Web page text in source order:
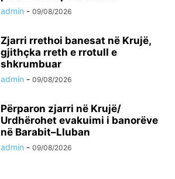
admin - 09/08/2026
Zjarri rrethoi banesat në Krujë,
gjithçka rreth e rrotull e
shkrumbuar
admin - 09/08/2026
Përparon zjarri në Krujë/
Urdhërohet evakuimi i banorëve
në Barabit–Lluban
admin - 09/08/2026